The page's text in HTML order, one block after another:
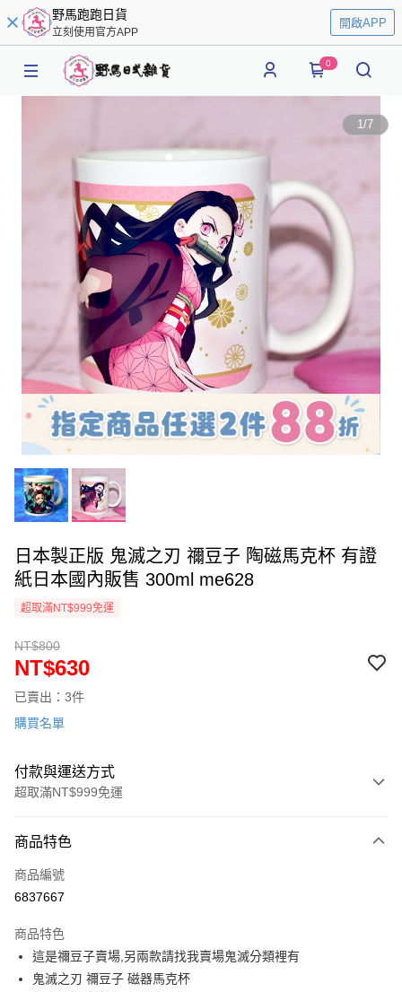
野馬跑跑日貨
立刻使用官方APP
開啟APP
0
1/7
日本製正版 鬼滅之刃 禰豆子 陶磁馬克杯 有證
紙日本國內販售 300ml me628
超取滿NT$999免運
NT$800
NT$630
已賣出：3件
購買名單
付款與運送方式
超取滿NT$999免運
信用卡一次付款
信用卡分期付款
合作金庫商業銀行
華南商業銀行
彰化商業銀行
上海商業儲蓄銀行
超商取貨付款
LINE Pay
商品特色
商品編號
6837667
商品特色
這是禰豆子賣場,另兩款請找我賣場鬼滅分類裡有
鬼滅之刃 禰豆子 磁器馬克杯